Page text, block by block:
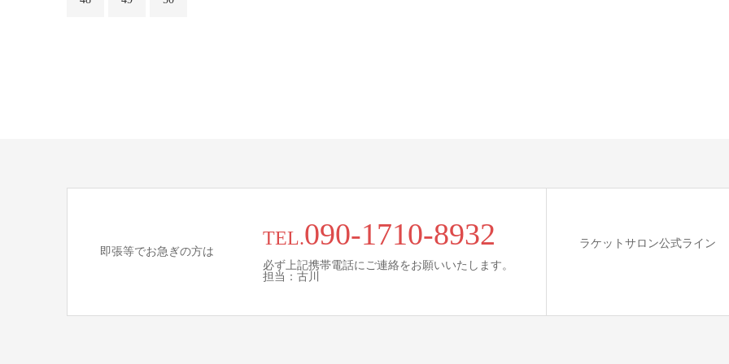
即張等でお急ぎの方は
TEL.090-1710-8932
必ず上記携帯電話にご連絡をお願いいたします。
担当：古川
ラケットサロン公式ライン